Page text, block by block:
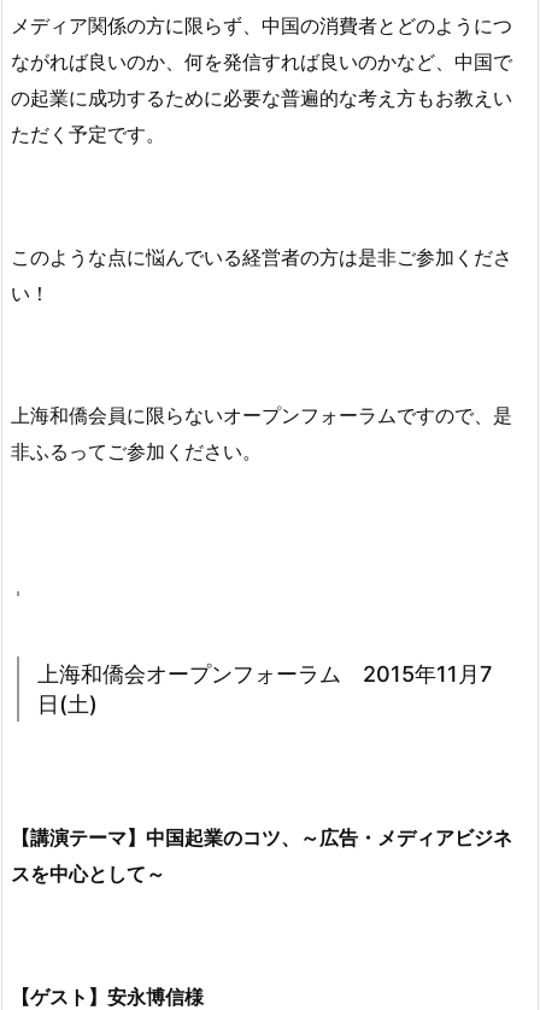
メディア関係の方に限らず、中国の消費者とどのようにつ
ながれば良いのか、何を発信すれば良いのかなど、中国で
の起業に成功するために必要な普遍的な考え方もお教えい
ただく予定です。
このような点に悩んでいる経営者の方は是非ご参加くださ
い！
上海和僑会員に限らないオープンフォーラムですので、是
非ふるってご参加ください。
上海和僑会オープンフォーラム 2015年11月7
日(土)
【講演テーマ】中国起業のコツ、～広告・メディアビジネ
スを中心として～
【ゲスト】安永博信様